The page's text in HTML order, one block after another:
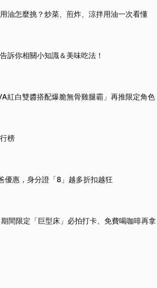
油怎麼挑？炒菜、煎炸、涼拌用油一次看懂
訴你相關小知識＆美味吃法！
紅白雙醬搭配爆脆無骨雞腿霸」再推限定角色
榜
惠，身分證「8」越多折扣越狂
間限定「巨型床」必拍打卡、免費喝咖啡再拿